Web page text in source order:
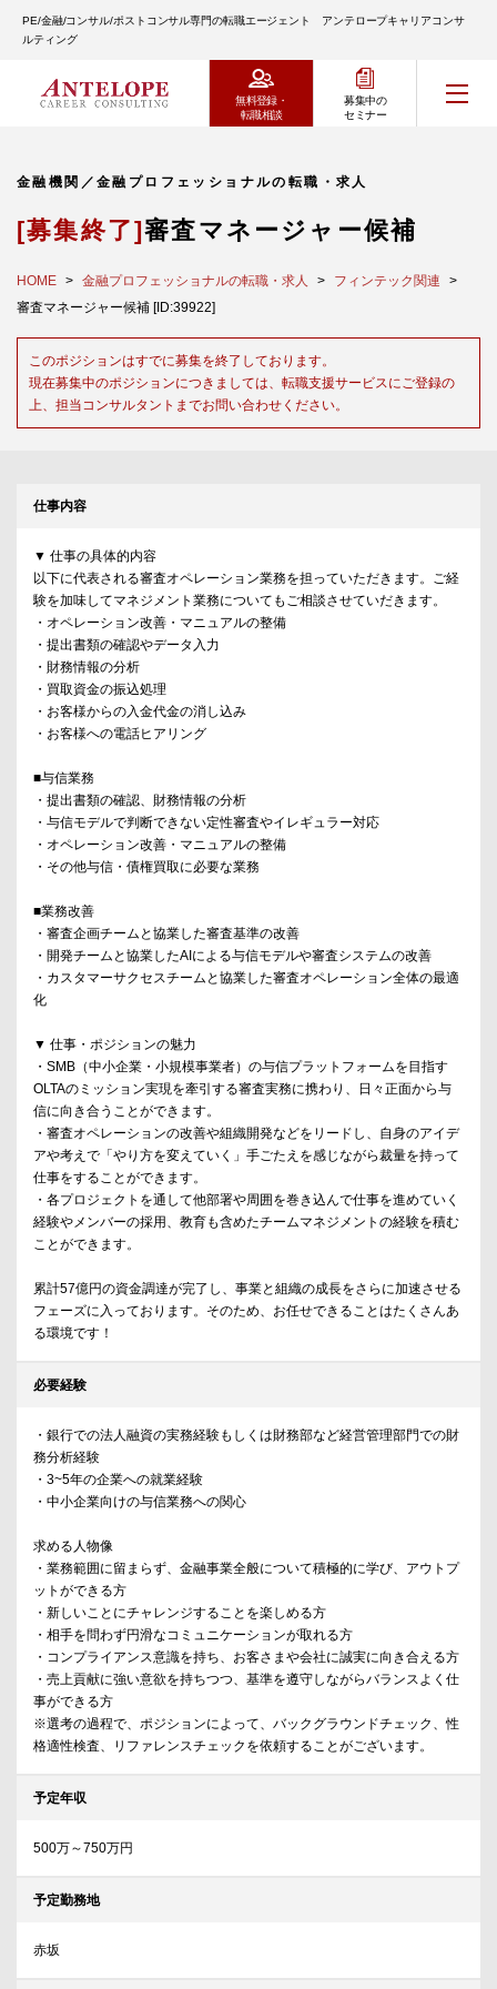
PE/金融/コンサル/ポストコンサル専門の転職エージェント アンテロープキャリアコンサ
ルティング
無料登録・
転職相談
募集中の
セミナー
金融機関／金融プロフェッショナルの転職・求人
[募集終了]審査マネージャー候補
HOME 金融プロフェッショナルの転職・求人
フィンテック関連
審査マネージャー候補 [ID:39922]
このポジションはすでに募集を終了しております。
現在募集中のポジションにつきましては、転職支援サービスにご登録の
上、担当コンサルタントまでお問い合わせください。
仕事内容
▼ 仕事の具体的内容
以下に代表される審査オペレーション業務を担っていただきます。ご経
験を加味してマネジメント業務についてもご相談させていだきます。
・オペレーション改善・マニュアルの整備
・提出書類の確認やデータ入力
・財務情報の分析
・買取資金の振込処理
・お客様からの入金代金の消し込み
・お客様への電話ヒアリング
■与信業務
・提出書類の確認、財務情報の分析
・与信モデルで判断できない定性審査やイレギュラー対応
・オペレーション改善・マニュアルの整備
・その他与信・債権買取に必要な業務
■業務改善
・審査企画チームと協業した審査基準の改善
・開発チームと協業したAIによる与信モデルや審査システムの改善
・カスタマーサクセスチームと協業した審査オペレーション全体の最適
化
▼ 仕事・ポジションの魅力
・SMB（中小企業・小規模事業者）の与信プラットフォームを目指す
OLTAのミッション実現を牽引する審査実務に携わり、日々正面から与
信に向き合うことができます。
・審査オペレーションの改善や組織開発などをリードし、自身のアイデ
アや考えで「やり方を変えていく」手ごたえを感じながら裁量を持って
仕事をすることができます。
・各プロジェクトを通して他部署や周囲を巻き込んで仕事を進めていく
経験やメンバーの採用、教育も含めたチームマネジメントの経験を積む
ことができます。
累計57億円の資金調達が完了し、事業と組織の成長をさらに加速させる
フェーズに入っております。そのため、お任せできることはたくさんあ
る環境です！
必要経験
・銀行での法人融資の実務経験もしくは財務部など経営管理部門での財
務分析経験
・3~5年の企業への就業経験
・中小企業向けの与信業務への関心
求める人物像
・業務範囲に留まらず、金融事業全般について積極的に学び、アウトプ
ットができる方
・新しいことにチャレンジすることを楽しめる方
・相手を問わず円滑なコミュニケーションが取れる方
・コンプライアンス意識を持ち、お客さまや会社に誠実に向き合える方
・売上貢献に強い意欲を持ちつつ、基準を遵守しながらバランスよく仕
事ができる方
※選考の過程で、ポジションによって、バックグラウンドチェック、性
格適性検査、リファレンスチェックを依頼することがございます。
予定年収
500万～750万円
予定勤務地
赤坂